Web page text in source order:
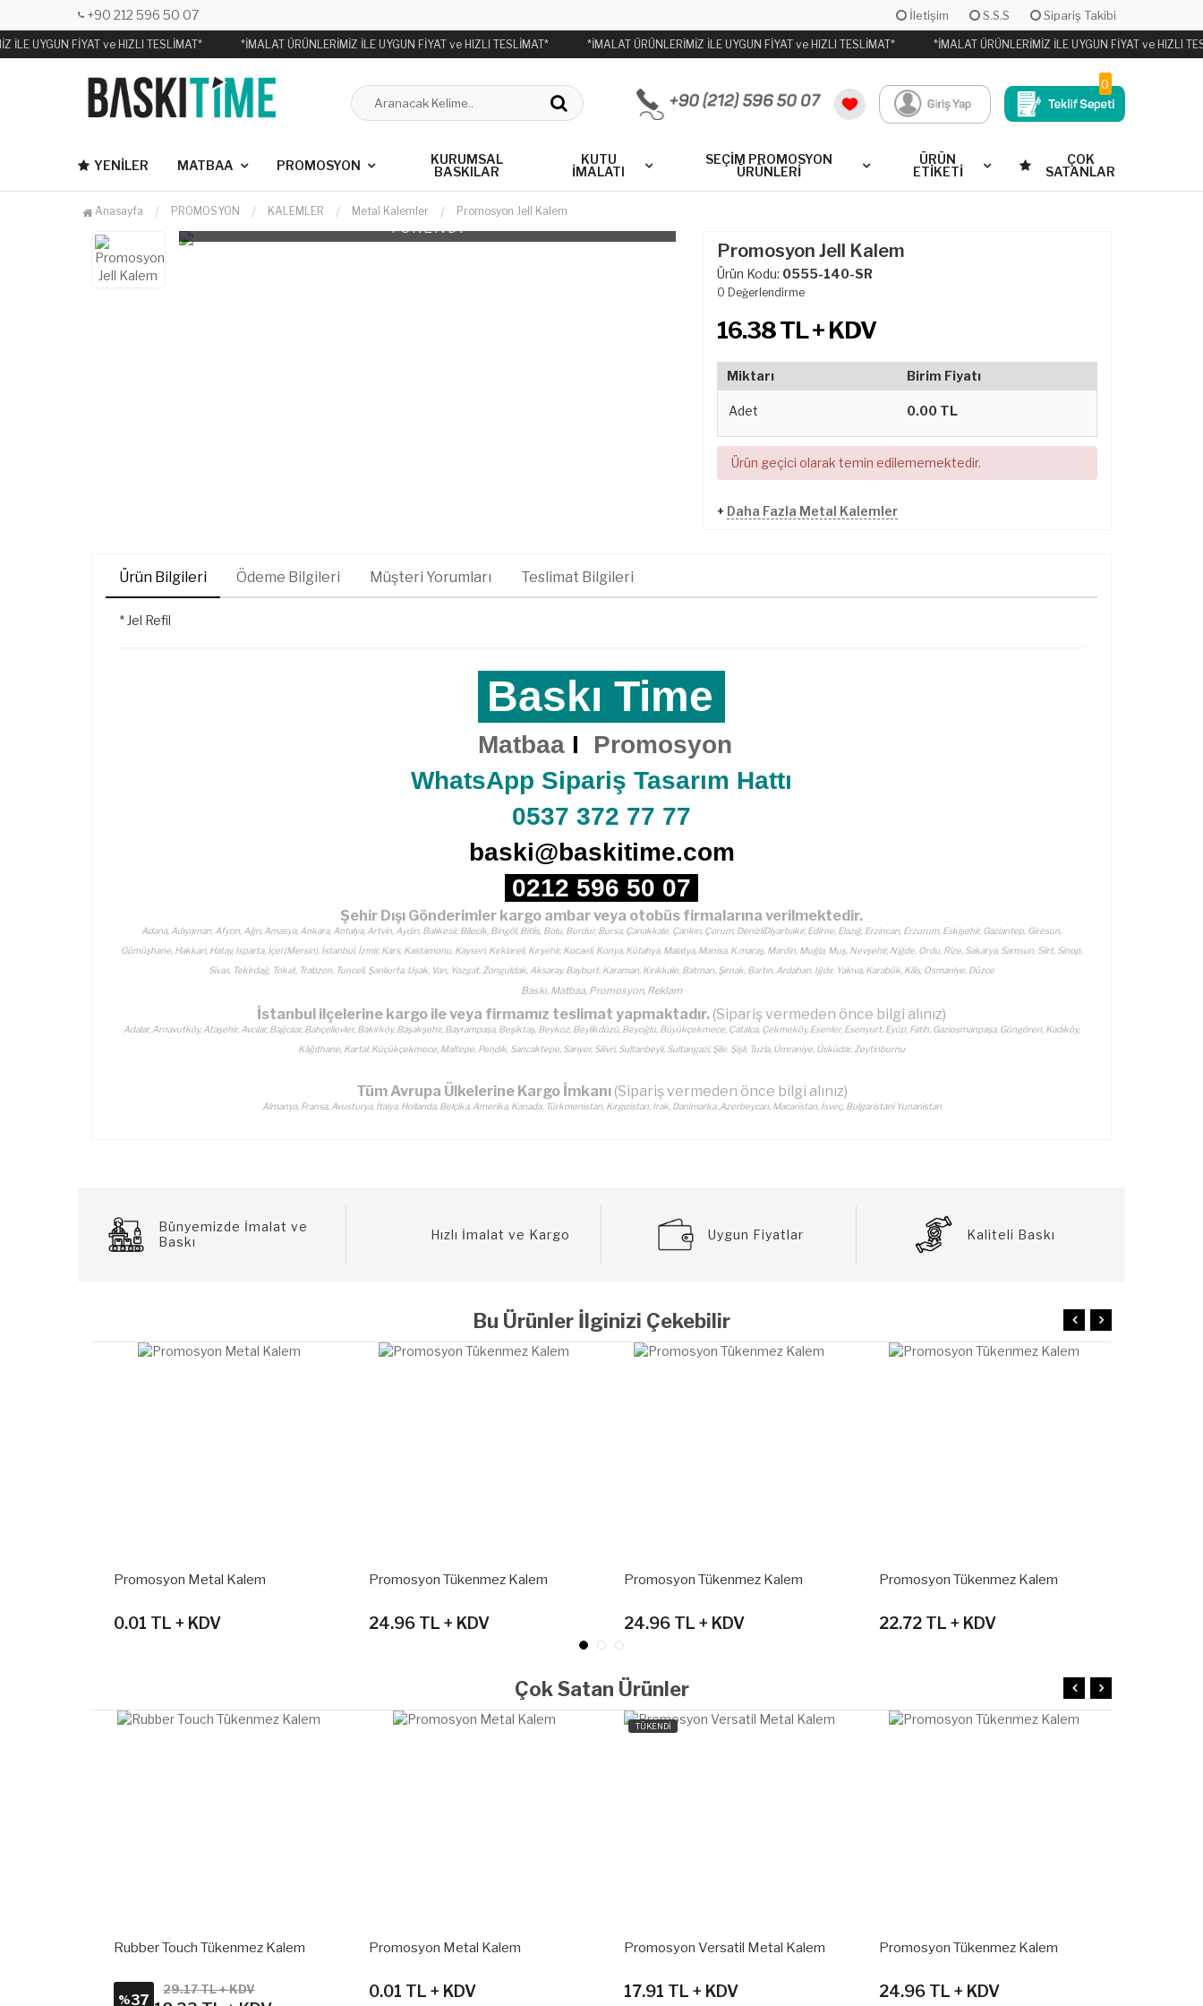
+90 212 596 50 07 İletişim S.S.S Sipariş Takibi
İLE UYGUN FİYAT ve HIZLI TESLİMAT* *İMALAT ÜRÜNLERİMİZ İLE UYGUN FİYAT ve HIZLI TESLİMAT* *İMALAT ÜRÜNLERİMİZ İLE UYGUN FİYAT ve HIZLI TESLİMAT* *İMALAT ÜRÜNLERİMİZ İLE UYGUN FİYAT ve HIZLI
0
YENILER MATBAA PROMOSYON
KURUMSAL
BASKILAR
KUTU
İMALATI
SEÇİM PROMOSYON
ÜRÜNLERİ
ÜRÜN
ETİKETİ
ÇOK
SATANLAR
Anasayfa PROMOSYON KALEMLER Metal Kalemler Promosyon Jell Kalem
TÜKENDİ
Promosyon Jell Kalem
Ürün Kodu: 0555-140-SR
0 Değerlendirme
16.38TL + KDV
Miktarı Birim Fiyatı
Adet 0.00 TL
Ürün geçici olarak temin edilememektedir.
+ Daha Fazla Metal Kalemler
Ürün Bilgileri Ödeme Bilgileri Müşteri Yorumları Teslimat Bilgileri
* Jel Refil
Baskı Time
Matbaa I Promosyon
WhatsApp Sipariş Tasarım Hattı
0537 372 77 77
baski@baskitime.com
0212 596 50 07
Şehir Dışı Gönderimler kargo ambar veya otobüs firmalarına verilmektedir.
Adana, Adıyaman, Afyon, Ağrı, Amasya, Ankara, Antalya, Artvin, Aydın, Balıkesir, Bilecik, Bingöl, Bitlis, Bolu, Burdur, Bursa, Çanakkale, Çankırı, Çorum, DenizliDiyarbakır, Edirne, Elazığ, Erzincan, Erzurum, Eskişehir, Gaziantep, Giresun,
Gümüşhane, Hakkari, Hatay, Isparta, İçel (Mersin), İstanbul, İzmir, Kars, Kastamonu, Kayseri, Kırklareli, Kırşehir, Kocaeli, Konya, Kütahya, Malatya, Manisa, K.maraş, Mardin, Muğla, Muş, Nevşehir, Niğde, Ordu, Rize, Sakarya, Samsun, Siirt, Sinop,
Sivas, Tekirdağ, Tokat, Trabzon, Tunceli, Şanlıurfa, Uşak, Van, Yozgat, Zonguldak, Aksaray, Bayburt, Karaman, Kırıkkale, Batman, Şırnak, Bartın, Ardahan, Iğdır, Yalova, Karabük, Kilis, Osmaniye, Düzce
Baskı, Matbaa, Promosyon, Reklam
İstanbul ilçelerine kargo ile veya firmamız teslimat yapmaktadır. (Sipariş vermeden önce bilgi alınız)
Adalar, Arnavutköy, Ataşehir, Avcılar, Bağcılar, Bahçelievler, Bakırköy, Başakşehir, Bayrampaşa, Beşiktaş, Beykoz, Beylikdüzü, Beyoğlu, Büyükçekmece, Çatalca, Çekmeköy, Esenler, Esenyurt, Eyüp, Fatih, Gaziosmanpaşa, Güngören, Kadıköy,
Kâğıthane, Kartal, Küçükçekmece, Maltepe, Pendik, Sancaktepe, Sarıyer, Silivri, Sultanbeyli, Sultangazi, Şile, Şişli, Tuzla, Ümraniye, Üsküdar, Zeytinburnu
Tüm Avrupa Ülkelerine Kargo İmkanı (Sipariş vermeden önce bilgi alınız)
Almanya, Fransa, Avusturya, İtalya, Hollanda, Belçika, Amerika, Kanada, Türkmenistan, Kırgızistan, Irak, Danimarka ,Azerbeycan, Macaristan, İsveç, Bulgaristani Yunanistan
Bünyemizde İmalat ve
Baskı
Hızlı İmalat ve Kargo Uygun Fiyatlar Kaliteli Baskı
Bu Ürünler İlginizi Çekebilir
Promosyon Metal Kalem
0.01 TL + KDV
Promosyon Tükenmez Kalem
24.96 TL + KDV
Promosyon Tükenmez Kalem
24.96 TL + KDV
Promosyon Tükenmez Kalem
22.72 TL + KDV
Çok Satan Ürünler
Rubber Touch Tükenmez Kalem
%37
29.17 TL + KDV
Promosyon Metal Kalem
0.01 TL + KDV
TÜKENDİ
Promosyon Versatil Metal Kalem
17.91 TL + KDV
Promosyon Tükenmez Kalem
24.96 TL + KDV